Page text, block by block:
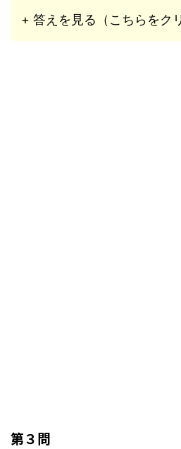
+ 答えを見る（こちらをク
第３問